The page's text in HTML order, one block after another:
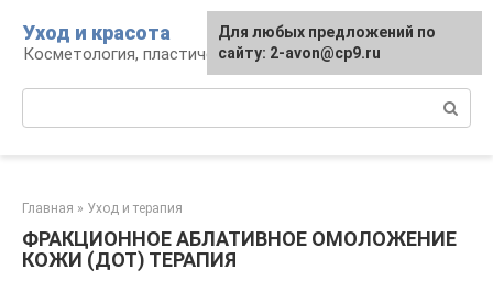
контенту
Уход и красота
Косметология, пластическая хирургия, уход
Главная » Уход и терапия
ФРАКЦИОННОЕ АБЛАТИВНОЕ ОМОЛОЖЕНИЕ
КОЖИ (ДОТ) ТЕРАПИЯ
Для любых предложений по
сайту: 2-avon@cp9.ru